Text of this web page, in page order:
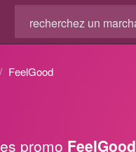
FeelGood
promo FeelGood